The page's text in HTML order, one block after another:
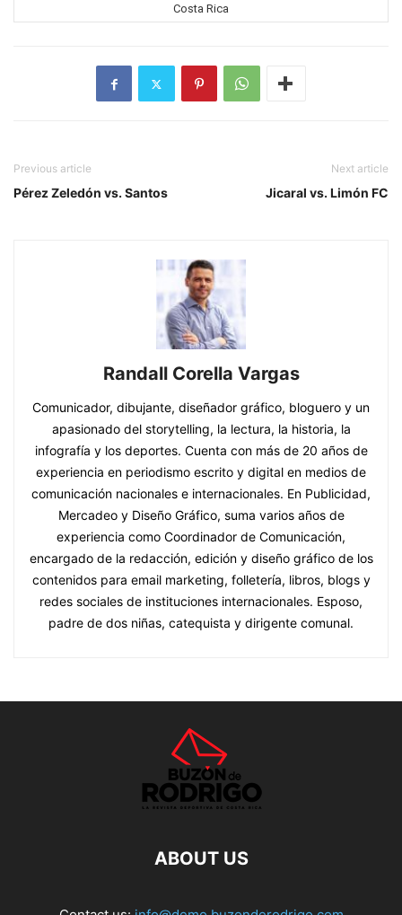
Costa Rica
Previous article
Pérez Zeledón vs. Santos
Next article
Jicaral vs. Limón FC
Randall Corella Vargas
Comunicador, dibujante, diseñador gráfico, bloguero y un
apasionado del storytelling, la lectura, la historia, la
infografía y los deportes. Cuenta con más de 20 años de
experiencia en periodismo escrito y digital en medios de
comunicación nacionales e internacionales. En Publicidad,
Mercadeo y Diseño Gráfico, suma varios años de
experiencia como Coordinador de Comunicación,
encargado de la redacción, edición y diseño gráfico de los
contenidos para email marketing, folletería, libros, blogs y
redes sociales de instituciones internacionales. Esposo,
padre de dos niñas, catequista y dirigente comunal.
ABOUT US